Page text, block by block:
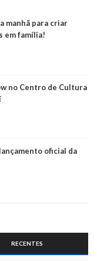
manhã para criar
em família!
no Centro de Cultura
oficial da
RECENTES